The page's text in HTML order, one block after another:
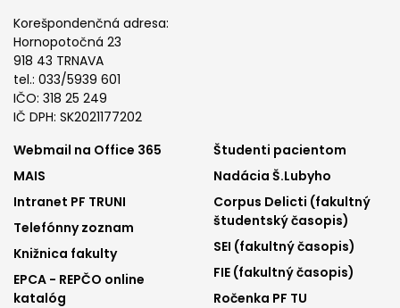
Korešpondenčná adresa:
Hornopotočná 23
918 43 TRNAVA
tel.: 033/5939 601
IČO: 318 25 249
IČ DPH: SK2021177202
Footer
menu
1
Webmail na Office 365
MAIS
Intranet PF TRUNI
Telefónny zoznam
Knižnica fakulty
EPCA - REPČO online
katalóg
Footer
menu
2
Študenti pacientom
Nadácia Š.Lubyho
Corpus Delicti (fakultný
študentský časopis)
SEI (fakultný časopis)
FIE (fakultný časopis)
Ročenka PF TU